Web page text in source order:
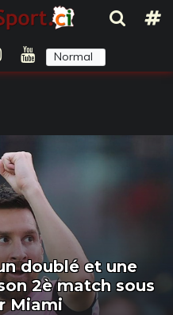
Normal
doublé et une
2è match sous
Miami